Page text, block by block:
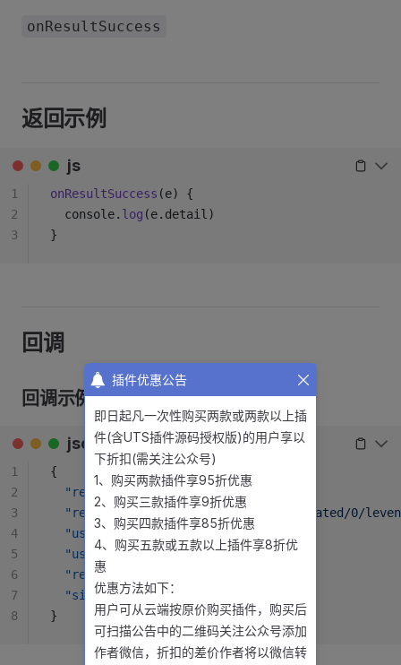
插件优惠公告
即日起凡一次性购买两款或两款以上插
件(含UTS插件源码授权版)的用户享以
下折扣(需关注公众号)
1、购买两款插件享95折优惠
2、购买三款插件享9折优惠
3、购买四款插件享85折优惠
4、购买五款或五款以上插件享8折优
惠
优惠方法如下：
用户可从云端按原价购买插件，购买后
可扫描公告中的二维码关注公众号添加
作者微信，折扣的差价作者将以微信转
onResultSuccess
返回示例
js
onResultSuccess (e) {
  console.
log (e.detail)
}
1
2
3
回调
回调示例
json
{
  "recognitionImageBase64"
  "registerImagePath"
: "/storage/emulated/0/
  "userName"
: "leven1"
  "userId"
: "123456",
  "registerTime"
  "similar"
: 0.9583905339241028
}
1
2
3
4
5
6
7
8